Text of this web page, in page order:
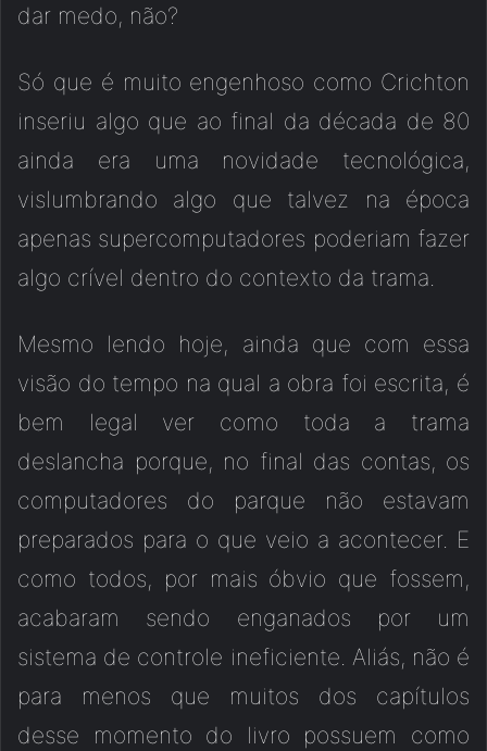
dar medo, não?
Só que é muito engenhoso como Crichton
inseriu algo que ao final da década de 80
ainda era uma novidade tecnológica,
vislumbrando algo que talvez na época
apenas supercomputadores poderiam fazer
algo crível dentro do contexto da trama.
Mesmo lendo hoje, ainda que com essa
visão do tempo na qual a obra foi escrita, é
bem legal ver como toda a trama
deslancha porque, no final das contas, os
computadores do parque não estavam
preparados para o que veio a acontecer. E
como todos, por mais óbvio que fossem,
acabaram sendo enganados por um
sistema de controle ineficiente. Aliás, não é
para menos que muitos dos capítulos
desse momento do livro possuem como